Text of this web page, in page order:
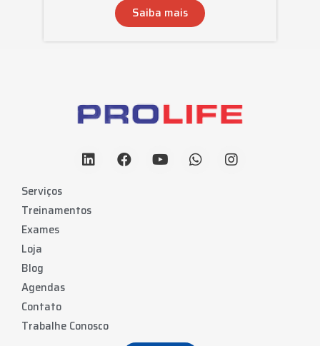
Saiba mais
Serviços
Treinamentos
Exames
Loja
Blog
Agendas
Contato
Trabalhe Conosco